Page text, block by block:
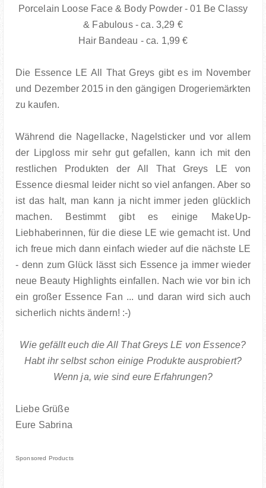
Porcelain Loose Face & Body Powder - 01 Be Classy
& Fabulous - ca. 3,29 €
Hair Bandeau - ca. 1,99 €
Die Essence LE All That Greys gibt es im November
und Dezember 2015 in den gängigen Drogeriemärkten
zu kaufen.
Während die Nagellacke, Nagelsticker und vor allem
der Lipgloss mir sehr gut gefallen, kann ich mit den
restlichen Produkten der All That Greys LE von
Essence diesmal leider nicht so viel anfangen. Aber so
ist das halt, man kann ja nicht immer jeden glücklich
machen. Bestimmt gibt es einige MakeUp-
Liebhaberinnen, für die diese LE wie gemacht ist. Und
ich freue mich dann einfach wieder auf die nächste LE
- denn zum Glück lässt sich Essence ja immer wieder
neue Beauty Highlights einfallen. Nach wie vor bin ich
ein großer Essence Fan ... und daran wird sich auch
sicherlich nichts ändern! :-)
Wie gefällt euch die All That Greys LE von Essence?
Habt ihr selbst schon einige Produkte ausprobiert?
Wenn ja, wie sind eure Erfahrungen?
Liebe Grüße
Eure Sabrina
Sponsored Products